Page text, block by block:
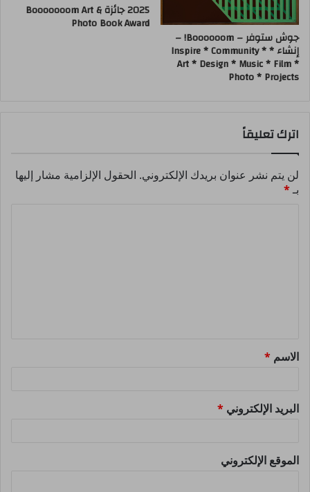
جوش ستوفر – Boooooom! –
إنشاء * Inspire * Community *
Art * Design * Music * Film *
Photo * Projects
2025 جائزة Booooooom Art &
Photo Book Award
اترك تعليقاً
لن يتم نشر عنوان بريدك الإلكتروني. الحقول الإلزامية مشار إليها
بـ*
*
الاسم *
البريد الإلكتروني *
الموقع الإلكتروني